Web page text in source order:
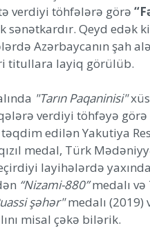
verdiyi töhfələrə görə
Qeyd edək
Azərbaycanın şah
titullara layiq görülüb.
"Tarın Paqaninisi"
verdiyi töhfəyə
edilən Yakutiya
medal, Türk
layihələrdə
“Nizami-880”medalı və
şəhər"medalı (2019)
misal çəkə bilərik.